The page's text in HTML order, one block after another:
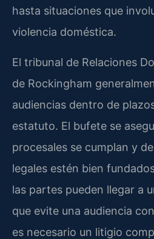
hasta situaciones que
violencia doméstica.
El tribunal de Relaciones
de Rockingham
audiencias dentro de
estatuto. El bufete se
procesales se cumplan y
legales estén bien
las partes pueden llegar a
que evite una audiencia
es necesario un litigio